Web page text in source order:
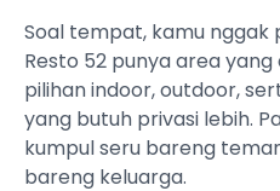
Soal tempat, kamu nggak
Resto 52 punya area
pilihan indoor, outdoor,
yang butuh privasi lebih.
kumpul seru bareng
bareng keluarga.